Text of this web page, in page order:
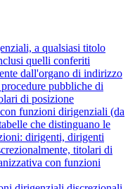
a qualsiasi titolo
quelli conferiti
dall'organo di indirizzo
pubbliche di
di posizione
funzioni dirigenziali (da
che distinguano le
dirigenti, dirigenti
titolari di
con funzioni